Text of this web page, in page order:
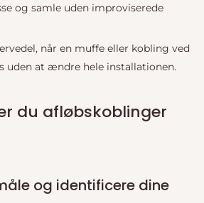
og samle uden improviserede
når en muffe eller kobling ved
uden at ændre hele installationen.
du afløbskoblinger
og identificere dine